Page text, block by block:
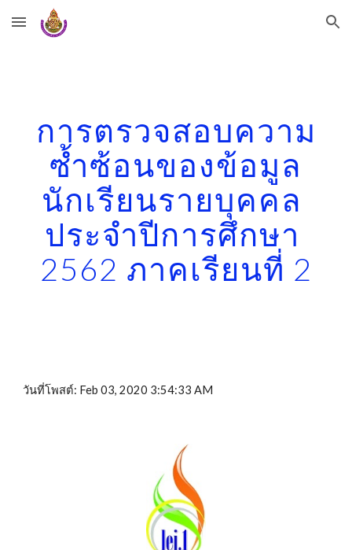
Skip to main content Skip to navigation
การตรวจสอบความ
ซ้ำซ้อนของข้อมูล
นักเรียนรายบุคคล
ประจำปีการศึกษา
2562 ภาคเรียนที่ 2
วันที่โพสต์: Feb 03, 2020 3:54:33 AM